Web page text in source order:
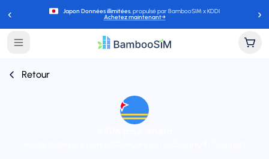
‹ Japon Données illimitées, propulsé par BambooSIM x KDDI
Achetez maintenant→ ›
Retour